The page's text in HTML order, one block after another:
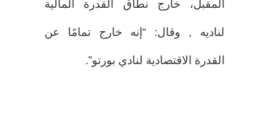
المقبل، خارج نطاق القدرة المالية
لناديه , وقال: “إنه خارج تمامًا عن
القدرة الاقتصادية لنادي بورتو”.